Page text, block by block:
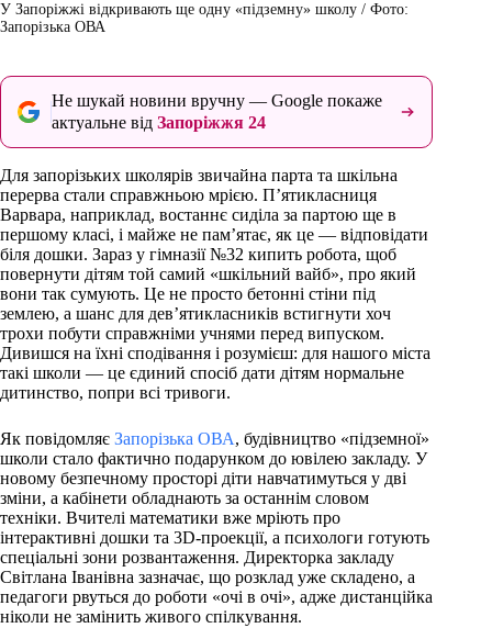
У Запоріжжі відкривають ще одну «підземну» школу / Фото:
Запорізька ОВА
Не шукай новини вручну — Google покаже
актуальне від Запоріжжя 24
Для запорізьких школярів звичайна парта та шкільна
перерва стали справжньою мрією. П’ятикласниця
Варвара, наприклад, востаннє сиділа за партою ще в
першому класі, і майже не пам’ятає, як це — відповідати
біля дошки. Зараз у гімназії №32 кипить робота, щоб
повернути дітям той самий «шкільний вайб», про який
вони так сумують. Це не просто бетонні стіни під
землею, а шанс для дев’ятикласників встигнути хоч
трохи побути справжніми учнями перед випуском.
Дивишся на їхні сподівання і розумієш: для нашого міста
такі школи — це єдиний спосіб дати дітям нормальне
дитинство, попри всі тривоги.
Як повідомляє Запорізька ОВА, будівництво «підземної»
школи стало фактично подарунком до ювілею закладу. У
новому безпечному просторі діти навчатимуться у дві
зміни, а кабінети обладнають за останнім словом
техніки. Вчителі математики вже мріють про
інтерактивні дошки та 3D-проекції, а психологи готують
спеціальні зони розвантаження. Директорка закладу
Світлана Іванівна зазначає, що розклад уже складено, а
педагоги рвуться до роботи «очі в очі», адже дистанційка
ніколи не замінить живого спілкування.